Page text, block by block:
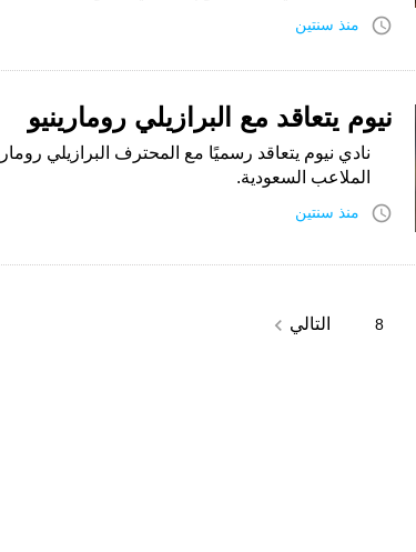
access_time منذ سنتين
نيوم يتعاقد مع البرازيلي رومارينيو
نادي نيوم يتعاقد رسميًا مع المحترف البرازيلي
الملاعب السعودية.
access_time منذ سنتين
8 التالي navigate_next